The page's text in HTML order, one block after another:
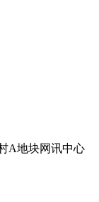
A地块网讯中心